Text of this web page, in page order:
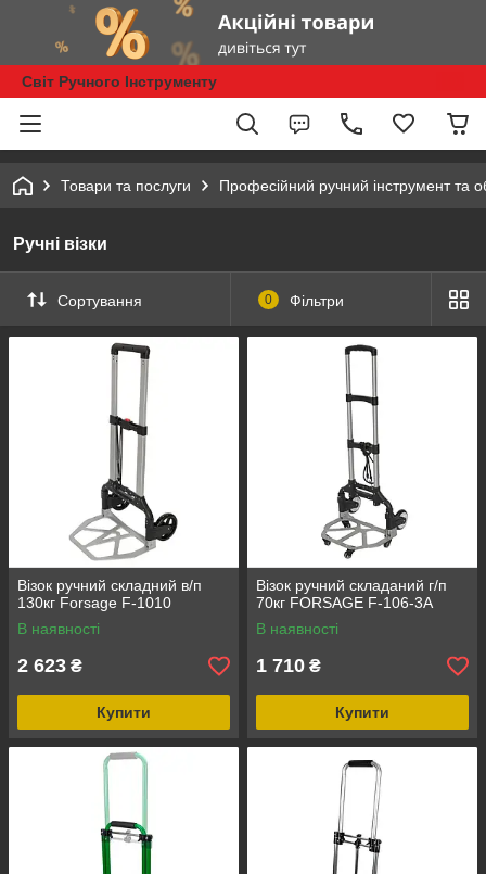
Світ Ручного Інструменту
Товари та послуги Професійний ручний інструмент та
Ручні візки
Сортування 0 Фільтри
Візок ручний складний в/п
130кг Forsage F-1010
В наявності
2 623 ₴
Купити
Візок ручний складаний г/п
70кг FORSAGE F-106-3A
В наявності
1 710 ₴
Купити